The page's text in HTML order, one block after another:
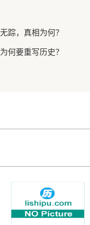
踪，真相为何？
何要重写历史？